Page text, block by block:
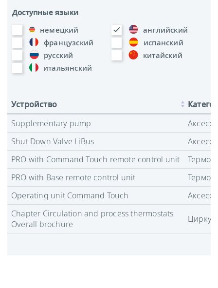
Доступные языки
немецкий
английский
французский
испанский
русский
китайский
итальянский
Устройство
Supplementary pump
Shut Down Valve LiBus
PRO with Command Touch remote control unit
PRO with Base remote control unit
Operating unit Command Touch
Chapter Circulation and process thermostats
Overall brochure